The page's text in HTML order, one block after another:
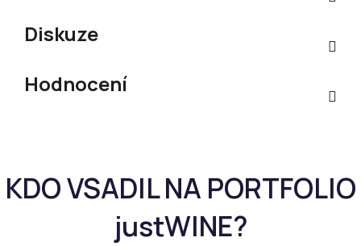
Diskuze
Hodnocení